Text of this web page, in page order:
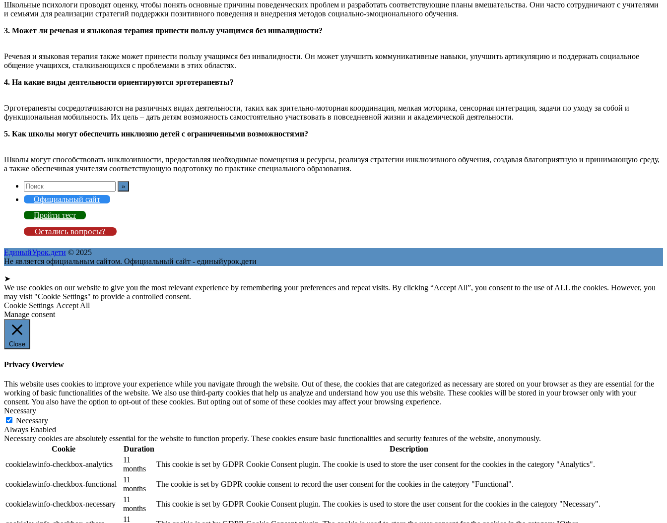
Школьные психологи проводят оценку, чтобы понять основные причины поведенческих проблем и разработать соответствующие планы вмешательства. Они часто сотрудничают с учителями
и семьями для реализации стратегий поддержки позитивного поведения и внедрения методов социально-эмоционального обучения.
3. Может ли речевая и языковая терапия принести пользу учащимся без инвалидности?
Речевая и языковая терапия также может принести пользу учащимся без инвалидности. Он может улучшить коммуникативные навыки, улучшить артикуляцию и поддержать социальное
общение учащихся, сталкивающихся с проблемами в этих областях.
4. На какие виды деятельности ориентируются эрготерапевты?
Эрготерапевты сосредотачиваются на различных видах деятельности, таких как зрительно-моторная координация, мелкая моторика, сенсорная интеграция, задачи по уходу за собой и
функциональная мобильность. Их цель – дать детям возможность самостоятельно участвовать в повседневной жизни и академической деятельности.
5. Как школы могут обеспечить инклюзию детей с ограниченными возможностями?
Школы могут способствовать инклюзивности, предоставляя необходимые помещения и ресурсы, реализуя стратегии инклюзивного обучения, создавая благоприятную и принимающую среду,
а также обеспечивая учителям соответствующую подготовку по практике специального образования.
Официальный сайт
Пройти тест
Остались вопросы?
ЕдиныйУрок.дети © 2025
Не является официальным сайтом. Официальный сайт - единыйурок.дети
➤
We use cookies on our website to give you the most relevant experience by remembering your preferences and repeat visits. By clicking “Accept All”, you consent to the use of ALL the cookies. However, you
may visit "Cookie Settings" to provide a controlled consent.
Cookie Settings Accept All
Manage consent
Close
Privacy Overview
This website uses cookies to improve your experience while you navigate through the website. Out of these, the cookies that are categorized as necessary are stored on your browser as they are essential for the
working of basic functionalities of the website. We also use third-party cookies that help us analyze and understand how you use this website. These cookies will be stored in your browser only with your
consent. You also have the option to opt-out of these cookies. But opting out of some of these cookies may affect your browsing experience.
Necessary
Necessary
Always Enabled
Necessary cookies are absolutely essential for the website to function properly. These cookies ensure basic functionalities and security features of the website, anonymously.
Cookie
Duration
Description
cookielawinfo-checkbox-analytics
11
months
This cookie is set by GDPR Cookie Consent plugin. The cookie is used to store the user consent for the cookies in the category "Analytics".
cookielawinfo-checkbox-functional
11
months
The cookie is set by GDPR cookie consent to record the user consent for the cookies in the category "Functional".
cookielawinfo-checkbox-necessary
11
months
This cookie is set by GDPR Cookie Consent plugin. The cookies is used to store the user consent for the cookies in the category "Necessary".
11